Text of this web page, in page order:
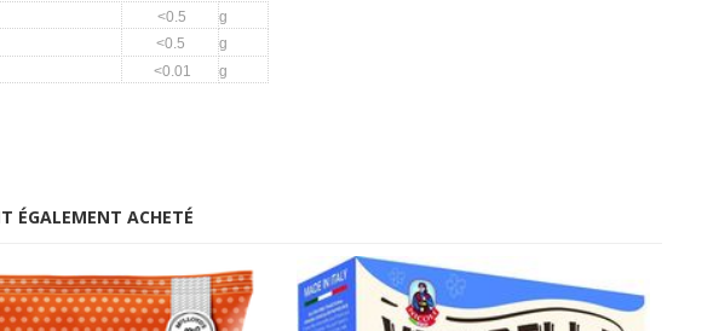
<0.5
g
<0.5
g
<0.01 g
ÉGALEMENT ACHETÉ